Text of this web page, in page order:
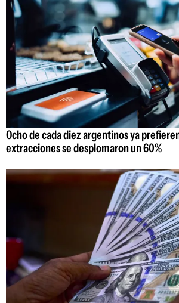
Ocho de cada diez argentinos ya
extracciones se desplomaron un 60%